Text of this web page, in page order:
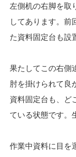
左側机の右脚を取
してあります。前
た資料固定台も設
果たしてこの右側
肘を掛けられて良
資料固定台も、ど
ている状態です。
作業中資料に目を